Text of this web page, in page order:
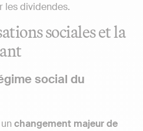
les dividendes.
sociales et la
social du
changement majeur de